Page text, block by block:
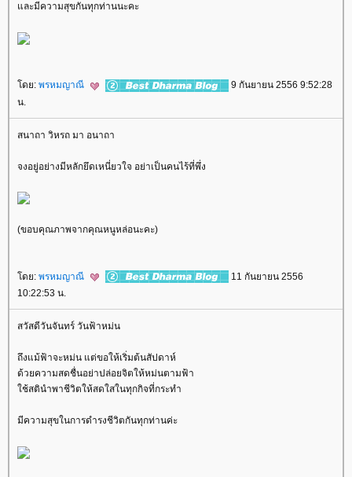
ละมีความสุขกันทุกท่านนะคะ
ดย: พรหมญาณี
9 กันยายน 2556 9:52:28
น.
สนาถา วิหรถ มา อนาถา
จงอยู่อย่างมีหลักยึดเหนี่ยวใจ อย่าเป็นคนไร้ที่พึ่ง
(ขอบคุณภาพจากคุณหนูหล่อนะคะ)
ดย: พรหมญาณี
11 กันยายน 2556
10:22:53 น.
สวัสดีวันจันทร์ วันฟ้าหม่น
ถึงแม้ฟ้าจะหม่น แต่ขอให้เริ่มต้นสัปดาห์
ด้วยความสดชื่นอย่าปล่อยจิตให้หม่นตามฟ้า
ช้สตินำพาชีวิตให้สดใสในทุกกิจที่กระทำ
มีความสุขในการดำรงชีวิตกันทุกท่านค่ะ